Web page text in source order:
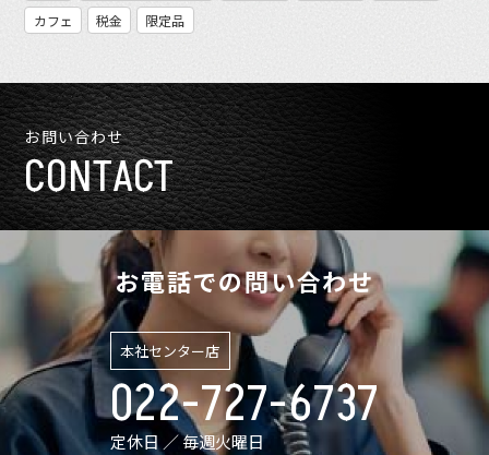
カフェ
税金 限定品
お問い合わせ
CONTACT
お電話での問い合わせ
本社センター店
022-727-6737
定休日 ／ 毎週火曜日